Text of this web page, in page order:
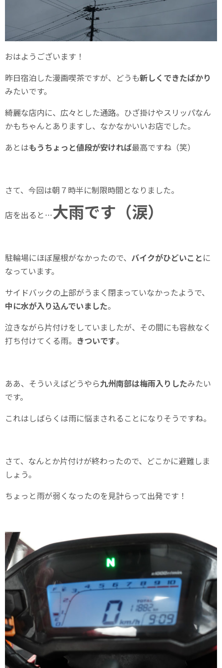
おはようございます！
昨日宿泊した漫画喫茶ですが、どうも新しくできたばかり
みたいです。
綺麗な店内に、広々とした通路。ひざ掛けやスリッパなん
かもちゃんとありますし、なかなかいいお店でした。
あとはもうちょっと値段が安ければ最高ですね（笑）
さて、今回は朝７時半に制限時間となりました。
店を出ると…大雨です（涙）
駐輪場にほぼ屋根がなかったので、 バイクがひどいことに
なっています。
サイドバックの上部がうまく閉まっていなかったようで、
中に水が入り込んでいました。
泣きながら片付けをしていましたが、その間にも容赦なく
打ち付けてくる雨。 きついです。
ああ、そういえばどうやら九州南部は梅雨入りしたみたい
です。
これはしばらくは雨に悩まされることになりそうですね。
さて、なんとか片付けが終わったので、どこかに避難しま
しょう。
ちょっと雨が弱くなったのを見計らって出発です！